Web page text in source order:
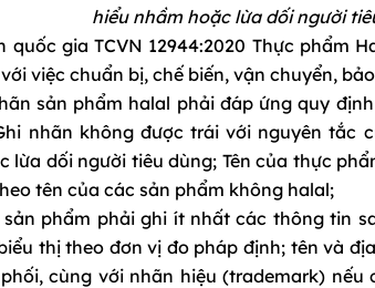
hiểu nhầm hoặc lừa dối người
quốc gia TCVN 12944:2020 Thực phẩm
việc chuẩn bị, chế biến, vận chuyển,
sản phẩm halal phải đáp ứng quy
nhãn không được trái với nguyên tắc
lừa dối người tiêu dùng; Tên của thực
tên của các sản phẩm không halal;
sản phẩm phải ghi ít nhất các thông tin
thị theo đơn vị đo pháp định; tên và
cùng với nhãn hiệu (trademark)